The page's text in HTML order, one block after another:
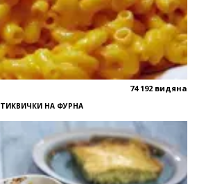
74 192 видяна
ТИКВИЧКИ НА ФУРНА